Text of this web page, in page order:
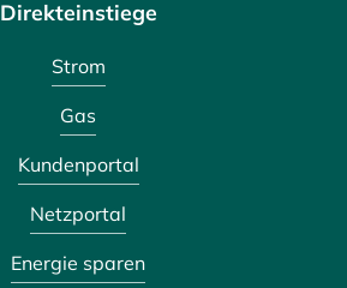
Direkteinstiege
Strom
Gas
Kundenportal
Netzportal
Energie sparen